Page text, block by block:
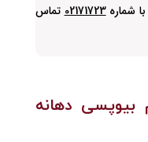
شماره02171723تماس
بیوپسی دهانه